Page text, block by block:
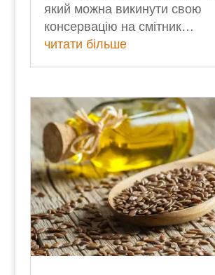
який можна викинути свою
консервацію на смітник…
читати більше